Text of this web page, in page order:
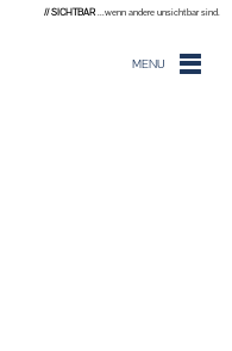
// SICHTBAR ...wenn andere unsichtbar sind.
MENU